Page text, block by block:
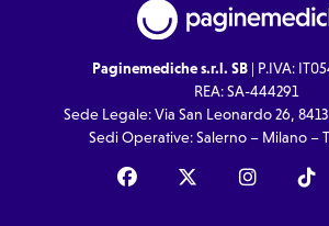
Paginemediche s.r.l. SB| P.IVA:
REA: SA-444291
Sede Legale: Via San Leonardo 26,
Sedi Operative: Salerno – Milano –